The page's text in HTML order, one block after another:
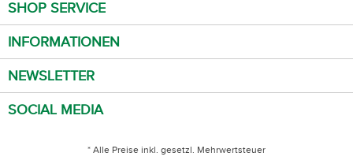
SHOP SERVICE
INFORMATIONEN
NEWSLETTER
SOCIAL MEDIA
* Alle Preise inkl. gesetzl. Mehrwertsteuer